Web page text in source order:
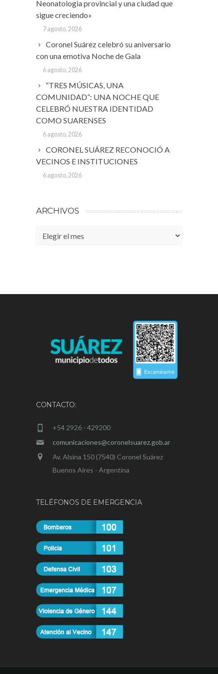
Neonatologia provincial y una ciudad que
sigue creciendo»
7 agosto, 2026
Coronel Suárez celebró su aniversario
con una emotiva Noche de Gala
6 agosto, 2026
“TRES MÚSICAS, UNA
COMUNIDAD”: UNA NOCHE QUE
CELEBRÓ NUESTRA IDENTIDAD
COMO SUARENSES
6 agosto, 2026
CORONEL SUÁREZ RECONOCIÓ A
VECINOS E INSTITUCIONES
6 agosto, 2026
ARCHIVOS
Archivos
CONTACTO:
+54 2926 - 429200
comunicaciones@coronelsuarez.gob.ar
Av. Alsina 150 (7540) Coronel Suárez
Buenos Aires - Argentina
TELÉFONOS DE EMERGENCIA